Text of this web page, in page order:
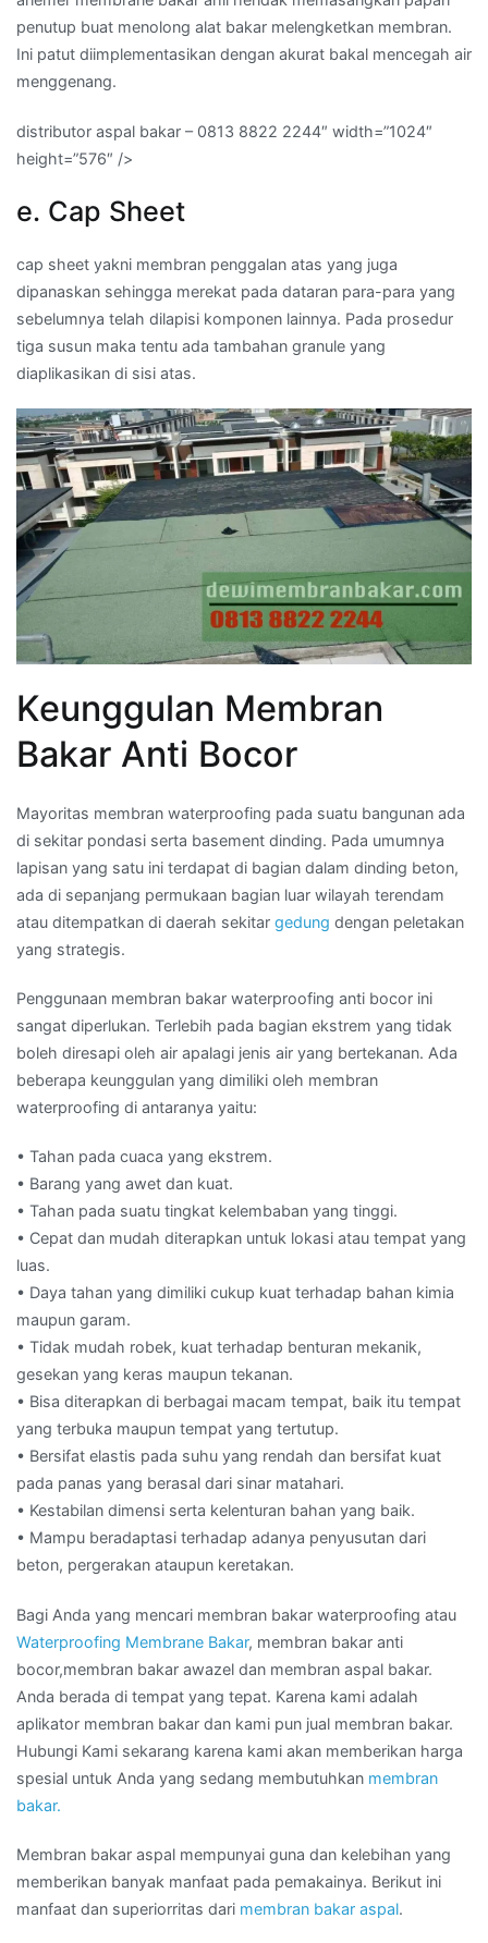
penutup buat menolong alat bakar melengketkan membran.
Ini patut diimplementasikan dengan akurat bakal mencegah air
menggenang.
distributor aspal bakar – 0813 8822 2244″ width=”1024″
height=”576″ />
e. Cap Sheet
cap sheet yakni membran penggalan atas yang juga
dipanaskan sehingga merekat pada dataran para-para yang
sebelumnya telah dilapisi komponen lainnya. Pada prosedur
tiga susun maka tentu ada tambahan granule yang
diaplikasikan di sisi atas.
Keunggulan Membran
Bakar Anti Bocor
Mayoritas membran waterproofing pada suatu bangunan ada
di sekitar pondasi serta basement dinding. Pada umumnya
lapisan yang satu ini terdapat di bagian dalam dinding beton,
ada di sepanjang permukaan bagian luar wilayah terendam
atau ditempatkan di daerah sekitar gedung dengan peletakan
yang strategis.
Penggunaan membran bakar waterproofing anti bocor ini
sangat diperlukan. Terlebih pada bagian ekstrem yang tidak
boleh diresapi oleh air apalagi jenis air yang bertekanan. Ada
beberapa keunggulan yang dimiliki oleh membran
waterproofing di antaranya yaitu:
• Tahan pada cuaca yang ekstrem.
• Barang yang awet dan kuat.
• Tahan pada suatu tingkat kelembaban yang tinggi.
• Cepat dan mudah diterapkan untuk lokasi atau tempat yang
luas.
• Daya tahan yang dimiliki cukup kuat terhadap bahan kimia
maupun garam.
• Tidak mudah robek, kuat terhadap benturan mekanik,
gesekan yang keras maupun tekanan.
• Bisa diterapkan di berbagai macam tempat, baik itu tempat
yang terbuka maupun tempat yang tertutup.
• Bersifat elastis pada suhu yang rendah dan bersifat kuat
pada panas yang berasal dari sinar matahari.
• Kestabilan dimensi serta kelenturan bahan yang baik.
• Mampu beradaptasi terhadap adanya penyusutan dari
beton, pergerakan ataupun keretakan.
Bagi Anda yang mencari membran bakar waterproofing atau
Waterproofing Membrane Bakar, membran bakar anti
bocor,membran bakar awazel dan membran aspal bakar.
Anda berada di tempat yang tepat. Karena kami adalah
aplikator membran bakar dan kami pun jual membran bakar.
Hubungi Kami sekarang karena kami akan memberikan harga
spesial untuk Anda yang sedang membutuhkan membran
bakar.
Membran bakar aspal mempunyai guna dan kelebihan yang
memberikan banyak manfaat pada pemakainya. Berikut ini
manfaat dan superiorritas dari membran bakar aspal.